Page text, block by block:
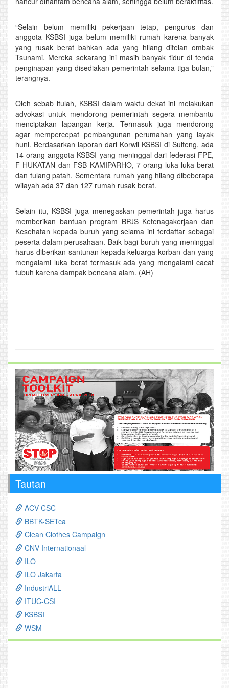
“Selain belum memiliki pekerjaan tetap, pengurus dan
anggota KSBSI juga belum memiliki rumah karena banyak
yang rusak berat bahkan ada yang hilang ditelan ombak
Tsunami. Mereka sekarang ini masih banyak tidur di tenda
penginapan yang disediakan pemerintah selama tiga bulan,”
terangnya.
Oleh sebab itulah, KSBSI dalam waktu dekat ini melakukan
advokasi untuk mendorong pemerintah segera membantu
menciptakan lapangan kerja. Termasuk juga mendorong
agar mempercepat pembangunan perumahan yang layak
huni. Berdasarkan laporan dari Korwil KSBSI di Sulteng, ada
14 orang anggota KSBSI yang meninggal dari federasi FPE,
F HUKATAN dan FSB KAMIPARHO, 7 orang luka-luka berat
dan tulang patah. Sementara rumah yang hilang dibeberapa
wilayah ada 37 dan 127 rumah rusak berat.
Selain itu, KSBSI juga menegaskan pemerintah juga harus
memberikan bantuan program BPJS Ketenagakerjaan dan
Kesehatan kepada buruh yang selama ini terdaftar sebagai
peserta dalam perusahaan. Baik bagi buruh yang meninggal
harus diberikan santunan kepada keluarga korban dan yang
mengalami luka berat termasuk ada yang mengalami cacat
tubuh karena dampak bencana alam. (AH)
Tautan
ACV-CSC
BBTK-SETca
Clean Clothes Campaign
CNV Internationaal
ILO
ILO Jakarta
IndustriALL
ITUC-CSI
KSBSI
WSM